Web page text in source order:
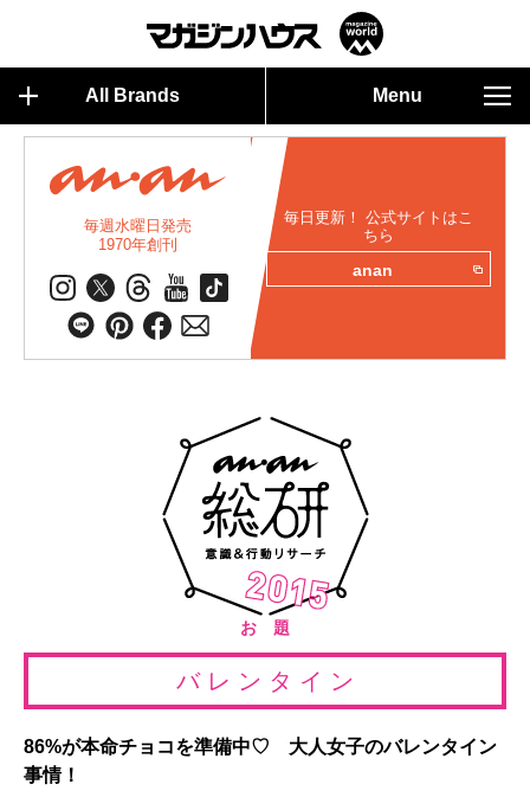
All Brands Menu
毎週水曜日発売
1970年創刊
毎日更新！ 公式サイトはこ
ちら
anan
お 題
バ レ ン タ イ ン
86%が本命チョコを準備中♡ 大人女子のバレンタイン
事情！